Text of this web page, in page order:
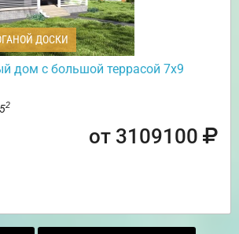
ДОСКИ
дом с большой террасой 7х9
2
от 3109100